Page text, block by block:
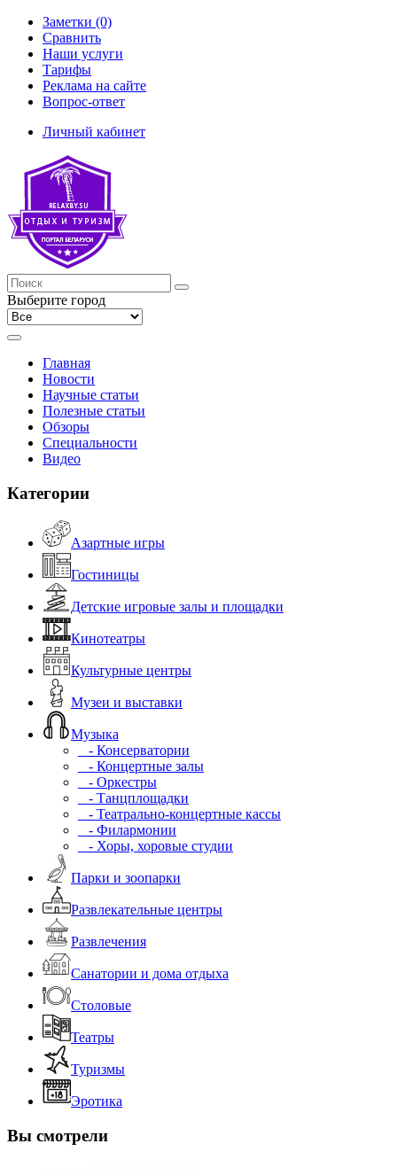
Заметки (0)
Сравнить
Наши услуги
Тарифы
Реклама на сайте
Вопрос-ответ
Личный кабинет
Выберите город
Главная
Новости
Научные статьи
Полезные статьи
Обзоры
Специальности
Видео
Категории
Азартные игры
Гостиницы
Детские игровые залы и площадки
Кинотеатры
Культурные центры
Музеи и выставки
Музыка
- Консерватории
- Концертные залы
- Оркестры
- Танцплощадки
- Театрально-концертные кассы
- Филармонии
- Хоры, хоровые студии
Парки и зоопарки
Развлекательные центры
Развлечения
Санатории и дома отдыха
Столовые
Театры
Туризмы
Эротика
Вы смотрели